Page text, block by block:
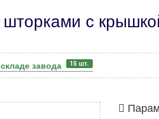
с
завода 15 шт.